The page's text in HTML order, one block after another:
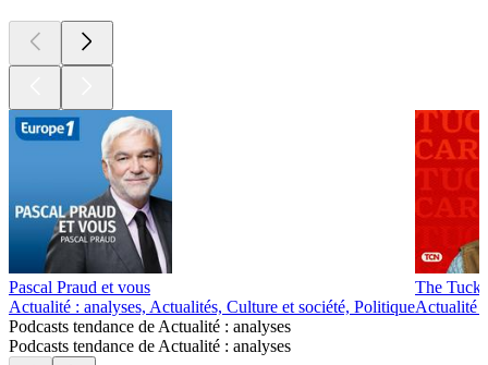
Pascal Praud et vous
Actualité : analyses, Actualités, Culture et société, Politique
The
Actualité
Podcasts tendance de Actualité : analyses
Podcasts tendance de Actualité : analyses